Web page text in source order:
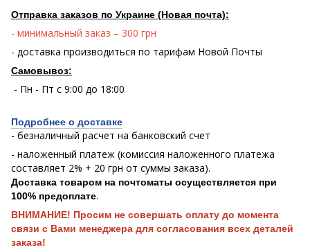
Отправка заказов по Украине (Новая почта):
- минимальный заказ – 300 грн
- доставка производиться по тарифам Новой Почты
Самовывоз:
- Пн - Пт с 9:00 до 18:00
Подробнее о доставке
- безналичный расчет на банковский счет
- наложенный платеж (комиссия наложенного платежа
составляет 2% + 20 грн от суммы заказа).
Доставка товаром на почтоматы осуществляется при
100% предоплате.
ВНИМАНИЕ! Просим не совершать оплату до момента
связи с Вами менеджера для согласования всех деталей
заказа!